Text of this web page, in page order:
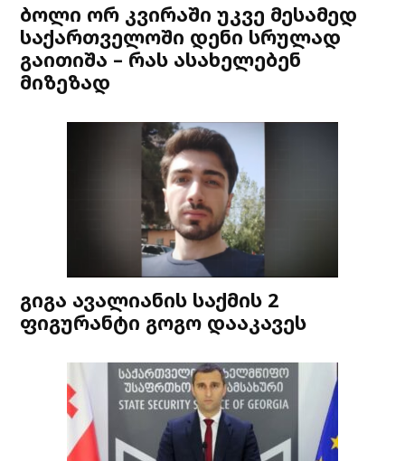
ბოლი ორ კვირაში უკვე მესამედ
საქართველოში დენი სრულად
გაითიშა – რას ასახელებენ
მიზეზად
გიგა ავალიანის საქმის 2
ფიგურანტი გოგო დააკავეს